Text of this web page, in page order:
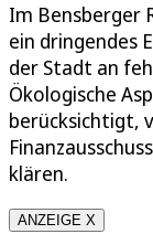
Im Bensberger
ein dringendes
der Stadt an
Ökologische
berücksichtigt,
klären.
ANZEIGE X